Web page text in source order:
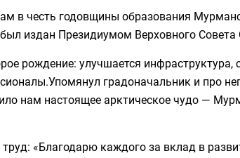
в честь годовщины образования
издан Президиумом Верховного Совета
рождение: улучшается инфраструктура,
градоначальник и про
нам настоящее арктическое чудо —
«Благодарю каждого за вклад в